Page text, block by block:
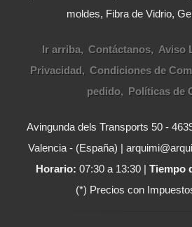
moldes, Fibra de Vidrio,
Ir arriba Contáctanos Aviso
Privacidad
Condiciones de
pedido
Políticas de
Avingunda dels Transports 50 -
Valencia - (España) |
Horario: 07:30 a 13:30 | Tiempo
(*) Precios con